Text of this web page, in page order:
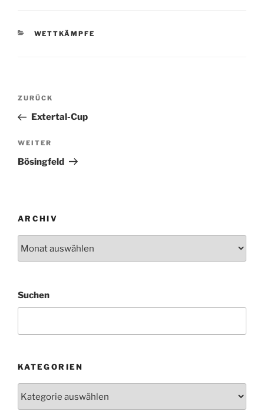
KATEGORIEN
WETTKÄMPFE
Beitragsnavigation
Vorheriger
Beitrag
ZURÜCK
Extertal-Cup
Nächster
Beitrag
WEITER
Bösingfeld
ARCHIV
Suchen
KATEGORIEN